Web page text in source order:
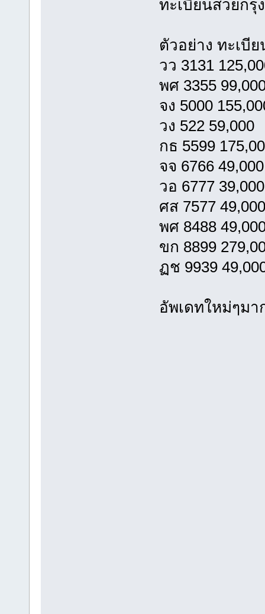
ทะเบียนสวยกรุ
ตัวอย่าง ทะเบี
วว 3131
พศ 3355
จง 5000
วง 522 59,000
กธ 5599
จจ 6766 49,000
วอ 6777 39,000
ศส 7577 49,000
พศ 8488
ขก 8899
ฏช 9939
อัพเดทใหม่ๆม